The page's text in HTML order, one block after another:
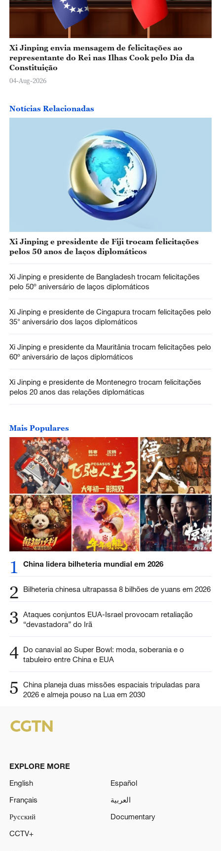
Xi Jinping envia mensagem de felicitações ao
representante do Rei nas Ilhas Cook pelo Dia da
Constituição
04-Aug-2026
Notícias Relacionadas
Xi Jinping e presidente de Fiji trocam felicitações
pelos 50 anos de laços diplomáticos
Xi Jinping e presidente de Bangladesh trocam felicitações
pelo 50º aniversário de laços diplomáticos
Xi Jinping e presidente de Cingapura trocam felicitações pelo
35° aniversário dos laços diplomáticos
Xi Jinping e presidente da Mauritânia trocam felicitações pelo
60º aniversário de laços diplomáticos
Xi Jinping e presidente de Montenegro trocam felicitações
pelos 20 anos das relações diplomáticas
Mais Populares
1 China lidera bilheteria mundial em 2026
2 Bilheteria chinesa ultrapassa 8 bilhões de yuans em 2026
3 Ataques conjuntos EUA-Israel provocam retaliação
“devastadora” do Irã
4 Do canavial ao Super Bowl: moda, soberania e o
tabuleiro entre China e EUA
5
China planeja duas missões espaciais tripuladas para
2026 e almeja pouso na Lua em 2030
EXPLORE MORE
English
Español
Français
العربية
Русский
Documentary
CCTV+